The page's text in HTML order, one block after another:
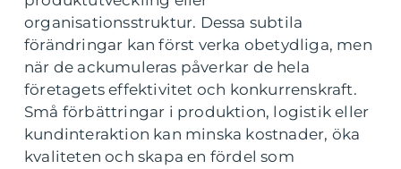
organisationsstruktur. Dessa subtila
förändringar kan först verka obetydliga, men
när de ackumuleras påverkar de hela
företagets effektivitet och konkurrenskraft.
Små förbättringar i produktion, logistik eller
kundinteraktion kan minska kostnader, öka
kvaliteten och skapa en fördel som